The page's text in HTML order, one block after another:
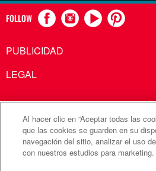
FOLLOW
PUBLICIDAD
LEGAL
Comunicaciones Metodistas
Iglesia Metodista
©2026Comunicaciones
Al hacer clic en “Aceptar todas las
que las cookies se guarden en su
navegación del sitio, analizar el uso
con nuestros estudios para marketing.